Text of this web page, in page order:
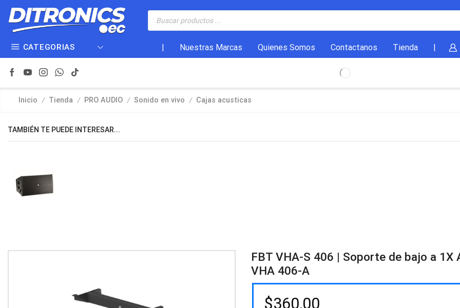
CATEGORIAS Nuestras Marcas Quienes Somos Contactanos Tienda
Inicio / Tienda / PRO AUDIO / Sonido en vivo / Cajas acusticas
TAMBIÉN TE PUEDE INTERESAR...
FBT VHA-S 406 | Soporte de bajo a 1X
VHA 406-A
$360,00